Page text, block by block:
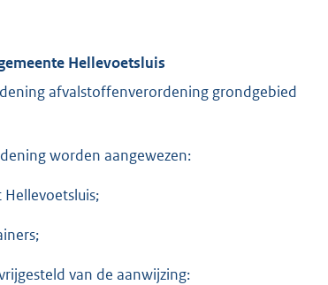
Hellevoetsluis
afvalstoffenverordening grondgebied
worden aangewezen:
van de aanwijzing: